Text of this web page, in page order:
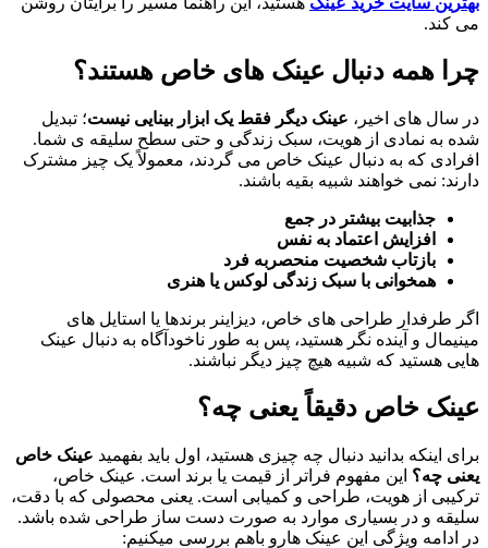
می کند.
چرا همه دنبال عینک های خاص هستند؟
در سال های اخیر، عینک دیگر فقط یک ابزار بینایی نیست؛ تبدیل
شده به نمادی از هویت، سبک زندگی و حتی سطح سلیقه ی شما.
افرادی که به دنبال عینک خاص می گردند، معمولاً یک چیز مشترک
دارند: نمی خواهند شبیه بقیه باشند.
جذابیت بیشتر در جمع
افزایش اعتماد به نفس
بازتاب شخصیت منحصربه فرد
همخوانی با سبک زندگی لوکس یا هنری
اگر طرفدار طراحی های خاص، دیزاینر برندها یا استایل های
مینیمال و آینده نگر هستید، پس به طور ناخودآگاه به دنبال عینک
هایی هستید که شبیه هیچ چیز دیگر نباشند.
عینک خاص دقیقاً یعنی چه؟
برای اینکه بدانید دنبال چه چیزی هستید، اول باید بفهمید عینک خاص
یعنی چه؟ این مفهوم فراتر از قیمت یا برند است. عینک خاص،
ترکیبی از هویت، طراحی و کمیابی است. یعنی محصولی که با دقت،
سلیقه و در بسیاری موارد به صورت دست ساز طراحی شده باشد.
در ادامه ویژگی این عینک هارو باهم بررسی میکنیم: